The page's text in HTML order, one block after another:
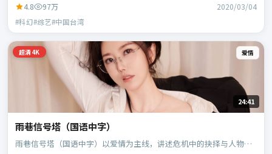
4.8 97万 2020/03/04
#科幻#综艺#中国台湾
超清4K 爱情
24:41
雨巷信号塔（国语中字）
雨巷信号塔（国语中字）以爱情为主线，讲述危机中的抉择与人物成